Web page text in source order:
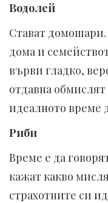
Водолей
Стават
дома и
върви гладко,
отдавна обмислят
идеалното време
Риби
Време е да
кажат какво
страхотните си